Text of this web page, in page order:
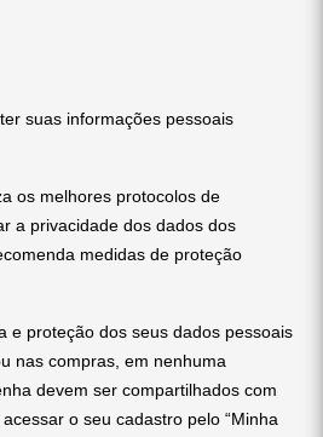
suas informações pessoais
os melhores protocolos de
a privacidade dos dados dos
medidas de proteção
e proteção dos seus dados pessoais
nas compras, em nenhuma
devem ser compartilhados com
o seu cadastro pelo “Minha